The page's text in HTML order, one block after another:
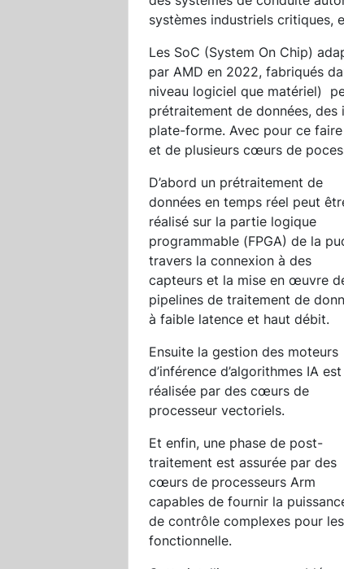
systèmes industriels critiques,
Les SoC (System On Chip)
par AMD en 2022, fabriqués
niveau logiciel que matériel)
prétraitement de données,
plate-forme. Avec pour ce
et de plusieurs cœurs de
D’abord un prétraitement de
données en temps réel peut
réalisé sur la partie logique
programmable (FPGA) de la
travers la connexion à des
capteurs et la mise en œuvre
pipelines de traitement de
à faible latence et haut débit.
Ensuite la gestion des moteurs
d’inférence d’algorithmes IA est
réalisée par des cœurs de
processeur vectoriels.
Et enfin, une phase de post-
traitement est assurée par des
cœurs de processeurs Arm
capables de fournir la
de contrôle complexes pour
fonctionnelle.